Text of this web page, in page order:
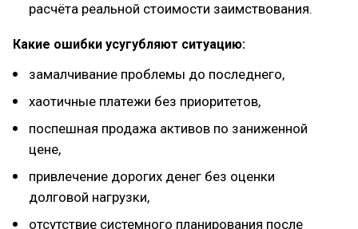
расчёта реальной стоимости заимствования.
Какие ошибки усугубляют ситуацию:
замалчивание проблемы до последнего,
хаотичные платежи без приоритетов,
поспешная продажа активов по заниженной
цене,
привлечение дорогих денег без оценки
долговой нагрузки,
отсутствие системного планирования после